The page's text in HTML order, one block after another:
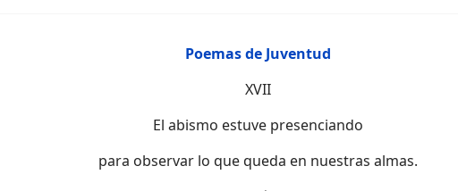
Poemas de Juventud
XVII
El abismo estuve presenciando
para observar lo que queda en nuestras almas.